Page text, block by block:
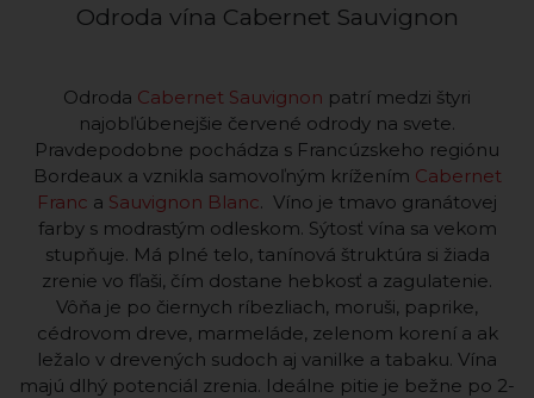
Odroda vína Cabernet Sauvignon
Odroda Cabernet Sauvignon patrí medzi štyri
najobľúbenejšie červené odrody na svete.
Pravdepodobne pochádza s Francúzskeho regiónu
Bordeaux a vznikla samovoľným krížením Cabernet
Franc a Sauvignon Blanc. Víno je tmavo granátovej
farby s modrastým odleskom. Sýtosť vína sa vekom
stupňuje. Má plné telo, tanínová štruktúra si žiada
zrenie vo fľaši, čím dostane hebkosť a zagulatenie.
Vôňa je po čiernych ríbezliach, moruši, paprike,
cédrovom dreve, marmeláde, zelenom korení a ak
ležalo v drevených sudoch aj vanilke a tabaku. Vína
majú dlhý potenciál zrenia. Ideálne pitie je bežne po 2-